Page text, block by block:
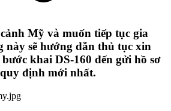
Mỹ và muốn tiếp tục gia
này sẽ hướng dẫn thủ tục xin
khai DS-160 đến gửi hồ sơ
định mới nhất.​